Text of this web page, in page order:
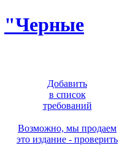
"Черные
Добавить
в список
требований
Возможно, мы продаем
это издание - проверить